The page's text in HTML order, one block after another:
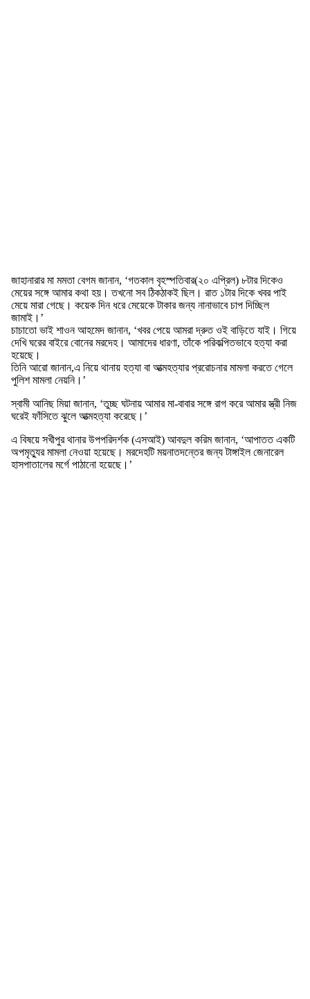
জাহানারার মা মমতা বেগম জানান, ‘গতকাল বৃহস্পতিবার(২০ এপ্রিল) ৮টার দিকেও
মেয়ের সঙ্গে আমার কথা হয়। তখনো সব ঠিকঠাকই ছিল। রাত ১টার দিকে খবর পাই
মেয়ে মারা গেছে। কয়েক দিন ধরে মেয়েকে টাকার জন্য নানাভাবে চাপ দিচ্ছিল
জামাই।’
চাচাতো ভাই শাওন আহমেদ জানান, ‘খবর পেয়ে আমরা দ্রুত ওই বাড়িতে যাই। গিয়ে
দেখি ঘরের বাইরে বোনের মরদেহ। আমাদের ধারণা, তাঁকে পরিকল্পিতভাবে হত্যা করা
হয়েছে।
তিনি আরো জানান,এ নিয়ে থানায় হত্যা বা আত্মহত্যার প্ররোচনার মামলা করতে গেলে
পুলিশ মামলা নেয়নি।’
স্বামী আনিছ মিয়া জানান, ‘তুচ্ছ ঘটনায় আমার মা-বাবার সঙ্গে রাগ করে আমার স্ত্রী নিজ
ঘরেই ফাঁসিতে ঝুলে আত্মহত্যা করেছে।’
এ বিষয়ে সখীপুর থানার উপপরিদর্শক (এসআই) আবদুল করিম জানান, ‘আপাতত একটি
অপমৃত্যুর মামলা নেওয়া হয়েছে। মরদেহটি ময়নাতদন্তের জন্য টাঙ্গাইল জেনারেল
হাসপাতালের মর্গে পাঠানো হয়েছে।’